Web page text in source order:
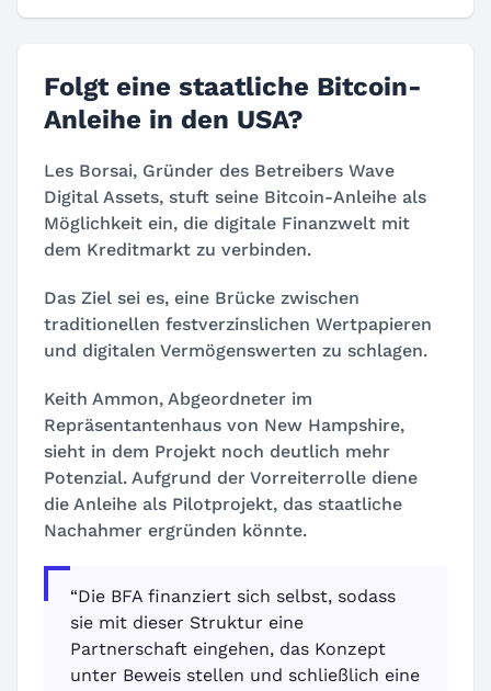
Folgt eine staatliche Bitcoin-
Anleihe in den USA?
Les Borsai, Gründer des Betreibers Wave
Digital Assets, stuft seine Bitcoin-Anleihe als
Möglichkeit ein, die digitale Finanzwelt mit
dem Kreditmarkt zu verbinden.
Das Ziel sei es, eine Brücke zwischen
traditionellen festverzinslichen Wertpapieren
und digitalen Vermögenswerten zu schlagen.
Keith Ammon, Abgeordneter im
Repräsentantenhaus von New Hampshire,
sieht in dem Projekt noch deutlich mehr
Potenzial. Aufgrund der Vorreiterrolle diene
die Anleihe als Pilotprojekt, das staatliche
Nachahmer ergründen könnte.
“Die BFA finanziert sich selbst, sodass
sie mit dieser Struktur eine
Partnerschaft eingehen, das Konzept
unter Beweis stellen und schließlich eine